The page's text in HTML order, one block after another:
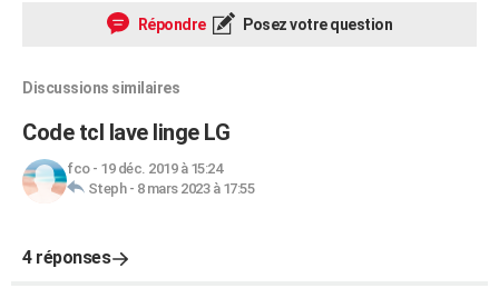
Répondre Posez votre question
Discussions similaires
Code tcl lave linge LG
fco- 19 déc. 2019 à 15:24
Steph- 8 mars 2023 à 17:55
4 réponses